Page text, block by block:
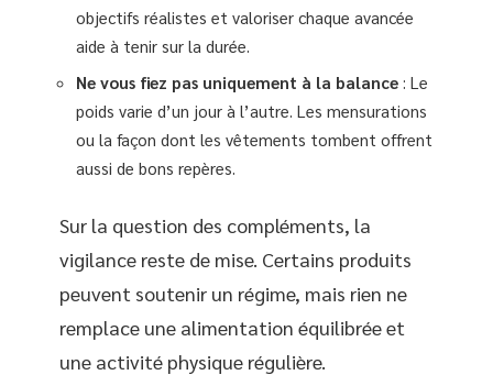
objectifs réalistes et valoriser chaque avancée
aide à tenir sur la durée.
Ne vous fiez pas uniquement à la balance : Le
poids varie d’un jour à l’autre. Les mensurations
ou la façon dont les vêtements tombent offrent
aussi de bons repères.
Sur la question des compléments, la
vigilance reste de mise. Certains produits
peuvent soutenir un régime, mais rien ne
remplace une alimentation équilibrée et
une activité physique régulière.